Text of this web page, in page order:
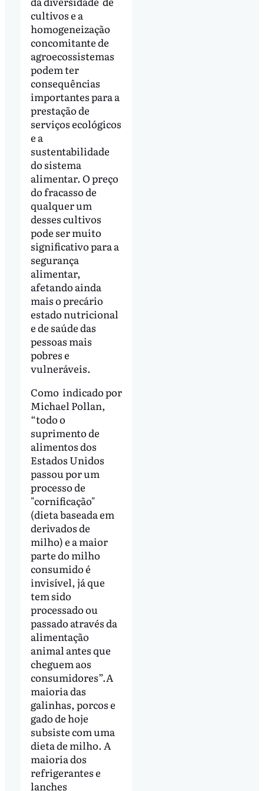
cultivos e a
homogeneização
concomitante de
agroecossistemas
podem ter
consequências
importantes para a
prestação de
serviços ecológicos
e a
sustentabilidade
do sistema
alimentar. O preço
do fracasso de
qualquer um
desses cultivos
pode ser muito
significativo para a
segurança
alimentar,
afetando ainda
mais o precário
estado nutricional
e de saúde das
pessoas mais
pobres e
vulneráveis.
Como indicado por
Michael Pollan,
“todo o
suprimento de
alimentos dos
Estados Unidos
passou por um
processo de
"cornificação"
(dieta baseada em
derivados de
milho) e a maior
parte do milho
consumido é
invisível, já que
tem sido
processado ou
passado através da
alimentação
animal antes que
cheguem aos
consumidores”.A
maioria das
galinhas, porcos e
gado de hoje
subsiste com uma
dieta de milho. A
maioria dos
refrigerantes e
lanches